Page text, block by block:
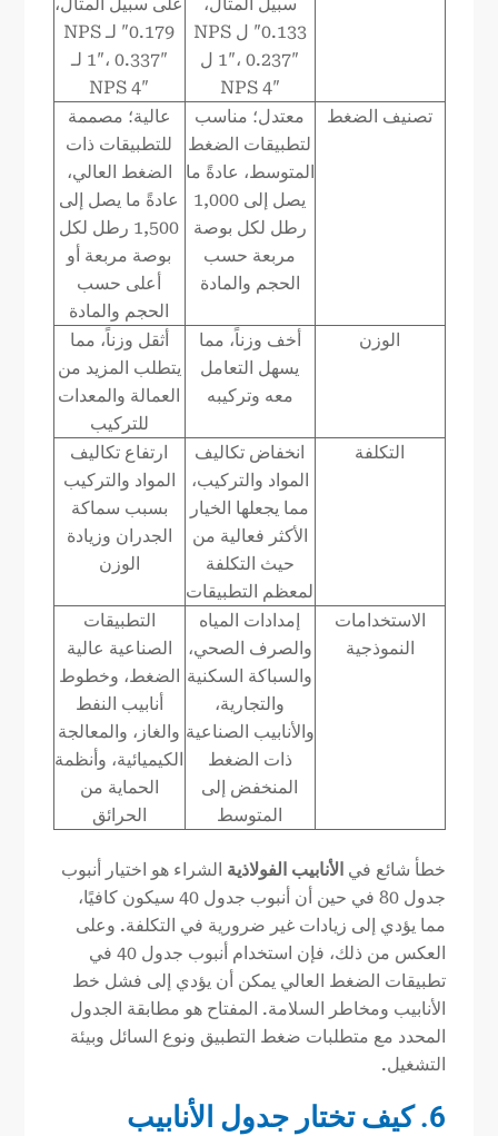
0.133″ ل NPS
1″، 0.237″ ل
NPS 4″
0.179″ لـ NPS
1″، 0.337″ لـ
NPS 4″
تصنيف الضغط
معتدل؛ مناسب
لتطبيقات الضغط
المتوسط، عادةً ما
يصل إلى 1,000
رطل لكل بوصة
مربعة حسب
الحجم والمادة
عالية؛ مصممة
للتطبيقات ذات
الضغط العالي،
عادةً ما يصل إلى
1,500 رطل لكل
بوصة مربعة أو
أعلى حسب
الحجم والمادة
الوزن
أخف وزناً، مما
يسهل التعامل
معه وتركيبه
أثقل وزناً، مما
يتطلب المزيد من
العمالة والمعدات
للتركيب
التكلفة
انخفاض تكاليف
المواد والتركيب،
مما يجعلها الخيار
الأكثر فعالية من
حيث التكلفة
لمعظم التطبيقات
ارتفاع تكاليف
المواد والتركيب
بسبب سماكة
الجدران وزيادة
الوزن
الاستخدامات
النموذجية
إمدادات المياه
والصرف الصحي،
والسباكة السكنية
والتجارية،
والأنابيب الصناعية
ذات الضغط
المنخفض إلى
المتوسط
التطبيقات
الصناعية عالية
الضغط، وخطوط
أنابيب النفط
والغاز، والمعالجة
الكيميائية، وأنظمة
الحماية من
الحرائق
خطأ شائع في الأنابيب الفولاذية الشراء هو اختيار أنبوب
جدول 80 في حين أن أنبوب جدول 40 سيكون كافيًا،
مما يؤدي إلى زيادات غير ضرورية في التكلفة. وعلى
العكس من ذلك، فإن استخدام أنبوب جدول 40 في
تطبيقات الضغط العالي يمكن أن يؤدي إلى فشل خط
الأنابيب ومخاطر السلامة. المفتاح هو مطابقة الجدول
المحدد مع متطلبات ضغط التطبيق ونوع السائل وبيئة
التشغيل.
6. كيف تختار جدول الأنابيب